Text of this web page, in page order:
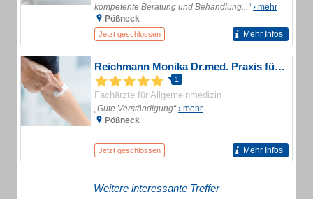
kompetente Beratung und Behandlung...“› mehr
Pößneck
Jetzt geschlossen Mehr Infos
Reichmann Monika Dr.med. Praxis für Allgemeinmedizin
1
Fachärzte für Allgemeinmedizin
„Gute Verständigung“› mehr
Pößneck
Jetzt geschlossen Mehr Infos
Weitere interessante Treffer